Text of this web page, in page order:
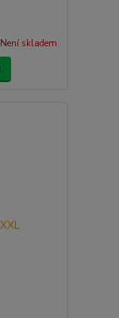
Není skladem